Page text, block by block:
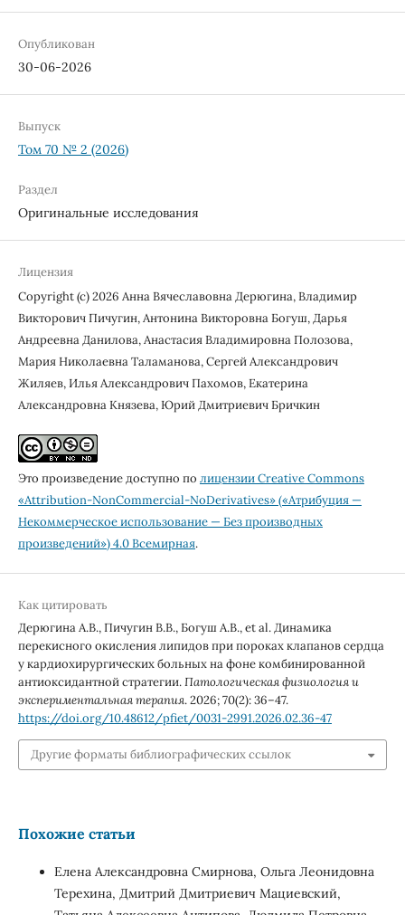
Опубликован
30-06-2026
Выпуск
Том 70 № 2 (2026)
Раздел
Оригинальные исследования
Лицензия
Copyright (c) 2026 Анна Вячеславовна Дерюгина, Владимир
Викторович Пичугин, Антонина Викторовна Богуш, Дарья
Андреевна Данилова, Анастасия Владимировна Полозова,
Мария Николаевна Таламанова, Сергей Александрович
Жиляев, Илья Александрович Пахомов, Екатерина
Александровна Князева, Юрий Дмитриевич Бричкин
Это произведение доступно по лицензии Creative Commons
«Attribution-NonCommercial-NoDerivatives» («Атрибуция —
Некоммерческое использование — Без производных
произведений») 4.0 Всемирная.
Как цитировать
Дерюгина А.В., Пичугин В.В., Богуш А.В., et al. Динамика
перекисного окисления липидов при пороках клапанов сердца
у кардиохирургических больных на фоне комбинированной
антиоксидантной стратегии.Патологическая физиология и
экспериментальная терапия. 2026; 70(2): 36–47.
https://doi.org/10.48612/pfiet/0031-2991.2026.02.36-47
Другие форматы библиографических ссылок
Похожие статьи
Елена Александровна Смирнова, Ольга Леонидовна
Терехина, Дмитрий Дмитриевич Мациевский,